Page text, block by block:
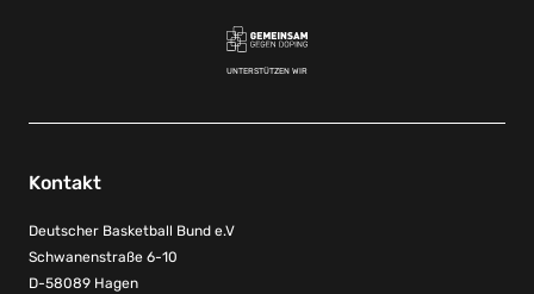
UNTERSTÜTZEN WIR
Kontakt
Deutscher Basketball Bund e.V
Schwanenstraße 6-10
D-58089 Hagen